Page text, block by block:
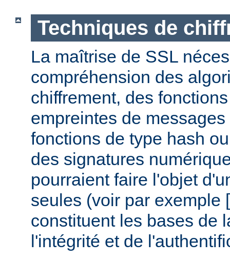
Techniques de
La maîtrise de SSL
compréhension des
chiffrement, des
empreintes de
fonctions de type hash
des signatures
pourraient faire l'objet
seules (voir par exemple [
constituent les bases de
l'intégrité et de